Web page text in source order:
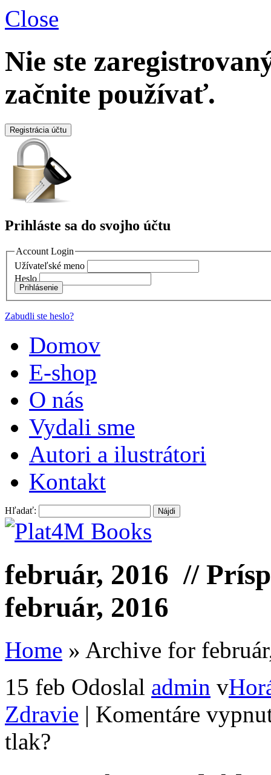
Close
Nie ste
začnite používať.
Registrácia účtu
Prihláste sa do svojho účtu
Account Login
Užívateľské meno
Heslo
Prihlásenie
Zabudli ste heslo?
Domov
E-shop
O nás
Vydali sme
Autori a ilustrátori
Kontakt
Hľadať:
február, 2016 //
február, 2016
Home » Archive for
15 feb Odoslal admin v
Zdravie | Komentáre
tlak?